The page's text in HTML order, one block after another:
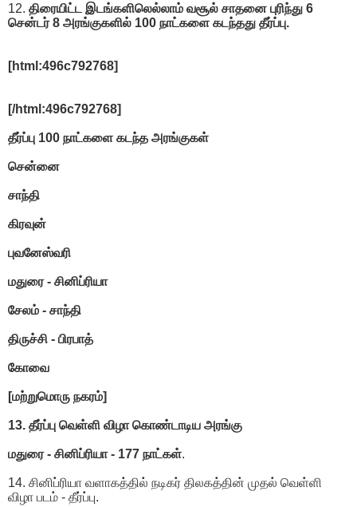
12. திரையிட்ட இடங்களிலெல்லாம் வசூல் சாதனை புரிந்து 6
சென்டர் 8 அரங்குகளில் 100 நாட்களை கடந்தது தீர்ப்பு.
[html:496c792768]
[/html:496c792768]
தீர்ப்பு 100 நாட்களை கடந்த அரங்குகள்
சென்னை
சாந்தி
கிரவுன்
புவனேஸ்வரி
மதுரை - சினிப்ரியா
சேலம் - சாந்தி
திருச்சி - பிரபாத்
கோவை
[மற்றுமொரு நகரம்]
13. தீர்ப்பு வெள்ளி விழா கொண்டாடிய அரங்கு
மதுரை - சினிப்ரியா - 177 நாட்கள்.
14. சினிப்ரியா வளாகத்தில் நடிகர் திலகத்தின் முதல் வெள்ளி
விழா படம் - தீர்ப்பு.